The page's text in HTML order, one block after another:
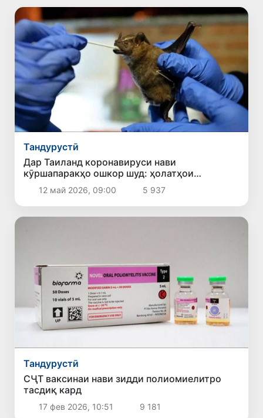
Тандурустӣ
Дар Таиланд коронавируси нави
кӯршапаракҳо ошкор шуд: ҳолатҳои
сироятёбӣ миёни одамон ба қайд гирифта
нашудааст
12 май 2026, 09:00 5 937
Тандурустӣ
СҶТ ваксинаи нави зидди полиомиелитро
тасдиқ кард
17 фев 2026, 10:51 9 181